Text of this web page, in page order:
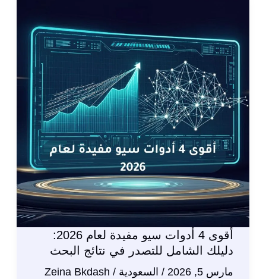
الاصطناعي
2026:
الدليل
الشامل
للمستقبل
أقوى 4 أدوات سيو مفيدة لعام 2026:
دليلك الشامل للتصدر في نتائج البحث
مارس 5, 2026 / السعودية /
Zeina Bkdash